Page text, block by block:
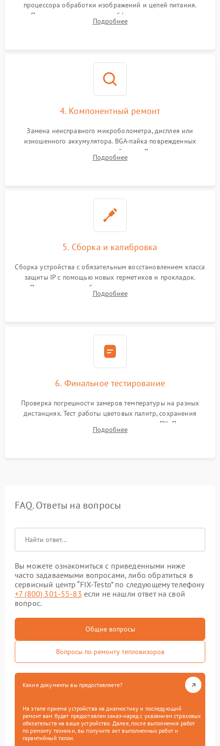
процессора обработки изображений и цепей питания.
Проверка целостности шлейфов, модуля памяти и
интерфейсов связи. Выявление сгоревших SMD-компонентов
Подробнее
4. Компонентный ремонт
Замена неисправного микроболометра, дисплея или
изношенного аккумулятора. BGA-пайка поврежденных
контроллеров на материнской плате. Восстановление
разъемов и кнопок, замена поврежденных элементов
Подробнее
5. Сборка и калибровка
Сборка устройства с обязательным восстановлением класса
защиты IP с помощью новых герметиков и прокладок.
Программная калибровка матрицы по эталонному
абсолютно черному телу для точного измерения температур.
Подробнее
6. Финальное тестирование
Проверка погрешности замеров температуры на разных
дистанциях. Тест работы цветовых палитр, сохранения
термограмм в память и передачи данных на ПК. Проверка
автономности работы и итоговый контроль качества.
Подробнее
FAQ. Ответы на вопросы
Вы можете ознакомиться с приведенными ниже
часто задаваемыми вопросами, либо обратиться в
сервисный центр “FIX-Testo” по следующему телефону
+7 (800) 301-55-83 если не нашли ответ на свой
вопрос.
Общие вопросы
Вопросы по ремонту тепловизоров
Какие документы вы предоставляете?
На этапе приема устройства на диагностику и последующий
ремонт вам будет предоставлен заказ-наряд с указанием страховых
обязательств на ваше устройство. Далее, после выполнения работ
по ремонту техники, вы получите акт выполненных работ и
гарантийный талон.